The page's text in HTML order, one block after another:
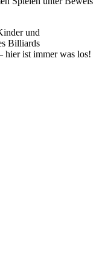
und
Billiards
hier ist immer was los!